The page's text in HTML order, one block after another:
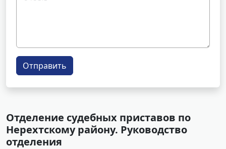
Отправить
Отделение судебных приставов по
Нерехтскому району. Руководство
отделения